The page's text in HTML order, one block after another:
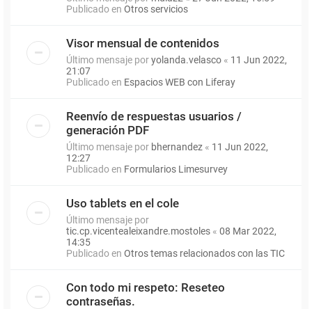
Publicado en Otros servicios
Visor mensual de contenidos
Último mensaje poryolanda.velasco « 11 Jun 2022,
21:07
Publicado en Espacios WEB con Liferay
Reenvío de respuestas usuarios /
generación PDF
Último mensaje por bhernandez « 11 Jun 2022,
12:27
Publicado en Formularios Limesurvey
Uso tablets en el cole
Último mensaje por
tic.cp.vicentealeixandre.mostoles « 08 Mar 2022,
14:35
Publicado en Otros temas relacionados con las TIC
Con todo mi respeto: Reseteo
contraseñas.